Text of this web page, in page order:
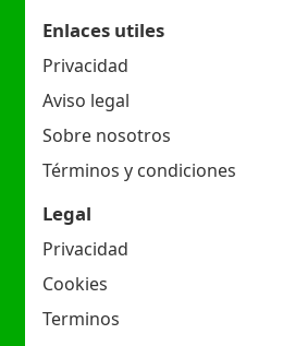
Enlaces utiles
Privacidad
Aviso legal
Sobre nosotros
Términos y condiciones
Legal
Privacidad
Cookies
Terminos